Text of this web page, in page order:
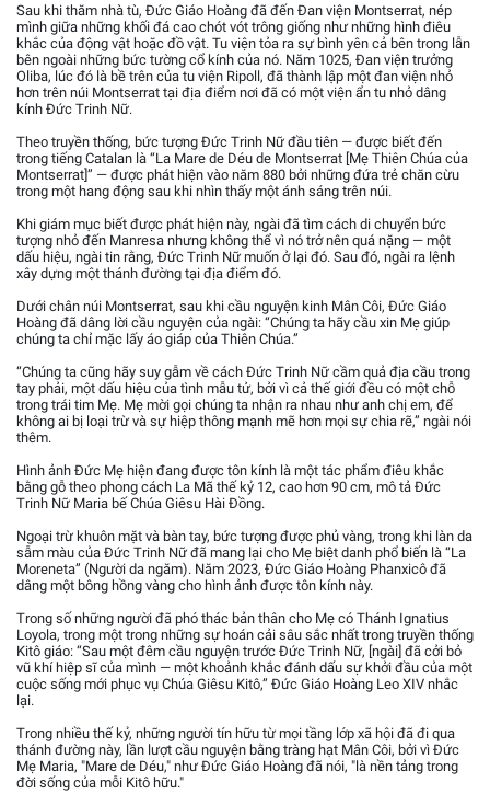
Sau khi thăm nhà tù, Đức Giáo Hoàng đã đến Đan viện Montserrat, nép
mình giữa những khối đá cao chót vót trông giống như những hình điêu
khắc của động vật hoặc đồ vật. Tu viện tỏa ra sự bình yên cả bên trong lẫn
bên ngoài những bức tường cổ kính của nó. Năm 1025, Đan viện trưởng
Oliba, lúc đó là bề trên của tu viện Ripoll, đã thành lập một đan viện nhỏ
hơn trên núi Montserrat tại địa điểm nơi đã có một viện ẩn tu nhỏ dâng
kính Đức Trinh Nữ.
Theo truyền thống, bức tượng Đức Trinh Nữ đầu tiên — được biết đến
trong tiếng Catalan là “La Mare de Déu de Montserrat [Mẹ Thiên Chúa của
Montserrat]” — được phát hiện vào năm 880 bởi những đứa trẻ chăn cừu
trong một hang động sau khi nhìn thấy một ánh sáng trên núi.
Khi giám mục biết được phát hiện này, ngài đã tìm cách di chuyển bức
tượng nhỏ đến Manresa nhưng không thể vì nó trở nên quá nặng — một
dấu hiệu, ngài tin rằng, Đức Trinh Nữ muốn ở lại đó. Sau đó, ngài ra lệnh
xây dựng một thánh đường tại địa điểm đó.
Dưới chân núi Montserrat, sau khi cầu nguyện kinh Mân Côi, Đức Giáo
Hoàng đã dâng lời cầu nguyện của ngài: “Chúng ta hãy cầu xin Mẹ giúp
chúng ta chỉ mặc lấy áo giáp của Thiên Chúa.”
“Chúng ta cũng hãy suy gẫm về cách Đức Trinh Nữ cầm quả địa cầu trong
tay phải, một dấu hiệu của tình mẫu tử, bởi vì cả thế giới đều có một chỗ
trong trái tim Mẹ. Mẹ mời gọi chúng ta nhận ra nhau như anh chị em, để
không ai bị loại trừ và sự hiệp thông mạnh mẽ hơn mọi sự chia rẽ,” ngài nói
thêm.
Hình ảnh Đức Mẹ hiện đang được tôn kính là một tác phẩm điêu khắc
bằng gỗ theo phong cách La Mã thế kỷ 12, cao hơn 90 cm, mô tả Đức
Trinh Nữ Maria bế Chúa Giêsu Hài Đồng.
Ngoại trừ khuôn mặt và bàn tay, bức tượng được phủ vàng, trong khi làn da
sẫm màu của Đức Trinh Nữ đã mang lại cho Mẹ biệt danh phổ biến là “La
Moreneta” (Người da ngăm). Năm 2023, Đức Giáo Hoàng Phanxicô đã
dâng một bông hồng vàng cho hình ảnh được tôn kính này.
Trong số những người đã phó thác bản thân cho Mẹ có Thánh Ignatius
Loyola, trong một trong những sự hoán cải sâu sắc nhất trong truyền thống
Kitô giáo: “Sau một đêm cầu nguyện trước Đức Trinh Nữ, [ngài] đã cởi bỏ
vũ khí hiệp sĩ của mình — một khoảnh khắc đánh dấu sự khởi đầu của một
cuộc sống mới phục vụ Chúa Giêsu Kitô,” Đức Giáo Hoàng Leo XIV nhắc
lại.
Trong nhiều thế kỷ, những người tín hữu từ mọi tầng lớp xã hội đã đi qua
thánh đường này, lần lượt cầu nguyện bằng tràng hạt Mân Côi, bởi vì Đức
Mẹ Maria, "Mare de Déu," như Đức Giáo Hoàng đã nói, "là nền tảng trong
đời sống của mỗi Kitô hữu."